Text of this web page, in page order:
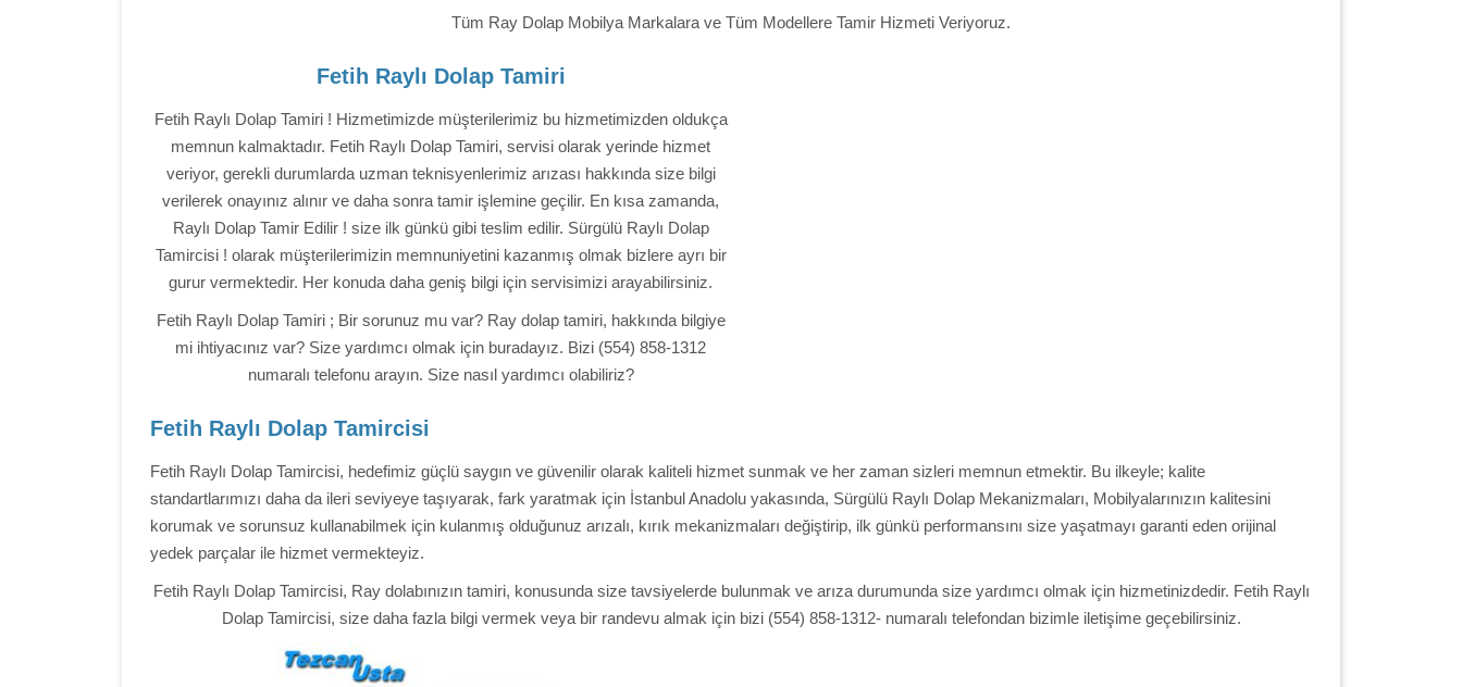
Tüm Ray Dolap Mobilya Markalara ve Tüm Modellere Tamir Hizmeti Veriyoruz.
Fetih Raylı Dolap Tamiri
Fetih Raylı Dolap Tamiri ! Hizmetimizde müşterilerimiz bu hizmetimizden oldukça
memnun kalmaktadır. Fetih Raylı Dolap Tamiri, servisi olarak yerinde hizmet
veriyor, gerekli durumlarda uzman teknisyenlerimiz arızası hakkında size bilgi
verilerek onayınız alınır ve daha sonra tamir işlemine geçilir. En kısa zamanda,
Raylı Dolap Tamir Edilir ! size ilk günkü gibi teslim edilir. Sürgülü Raylı Dolap
Tamircisi ! olarak müşterilerimizin memnuniyetini kazanmış olmak bizlere ayrı bir
gurur vermektedir. Her konuda daha geniş bilgi için servisimizi arayabilirsiniz.
Fetih Raylı Dolap Tamiri ; Bir sorunuz mu var? Ray dolap tamiri, hakkında bilgiye
mi ihtiyacınız var? Size yardımcı olmak için buradayız. Bizi (554) 858-1312
numaralı telefonu arayın. Size nasıl yardımcı olabiliriz?
Fetih Raylı Dolap Tamircisi
Fetih Raylı Dolap Tamircisi, hedefimiz güçlü saygın ve güvenilir olarak kaliteli hizmet sunmak ve her zaman sizleri memnun etmektir. Bu ilkeyle; kalite
standartlarımızı daha da ileri seviyeye taşıyarak, fark yaratmak için İstanbul Anadolu yakasında, Sürgülü Raylı Dolap Mekanizmaları, Mobilyalarınızın kalitesini
korumak ve sorunsuz kullanabilmek için kulanmış olduğunuz arızalı, kırık mekanizmaları değiştirip, ilk günkü performansını size yaşatmayı garanti eden orijinal
yedek parçalar ile hizmet vermekteyiz.
Fetih Raylı Dolap Tamircisi, Ray dolabınızın tamiri, konusunda size tavsiyelerde bulunmak ve arıza durumunda size yardımcı olmak için hizmetinizdedir. Fetih Raylı
Dolap Tamircisi, size daha fazla bilgi vermek veya bir randevu almak için bizi (554) 858-1312- numaralı telefondan bizimle iletişime geçebilirsiniz.